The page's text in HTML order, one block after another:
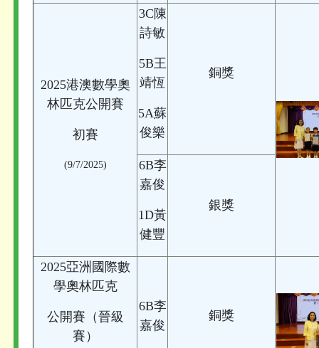
2025港澳數學奧
林匹克公開賽
初賽
(9/7/2025)
3C陳
詩敏
5B王
靖恆
5A蘇
俊樂
銅獎
6B李
嘉俊
1D黃
健豐
銀獎
2025亞洲國際數
學奧林匹克
公開賽（晉級
賽）
6B李
嘉俊
銅獎